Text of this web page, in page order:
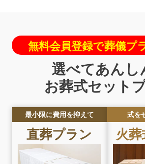
無料会員登録で葬儀プ
選べてあんし
お葬式セット
最小限に費用を抑えて
直葬プラン
式を
火葬